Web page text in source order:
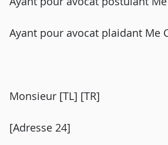
Ayant pour avocat plaidant Me
Monsieur [TL] [TR]
[Adresse 24]